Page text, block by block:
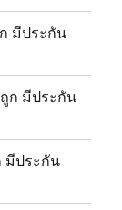
มีประกัน
ก มีประกัน
มีประกัน